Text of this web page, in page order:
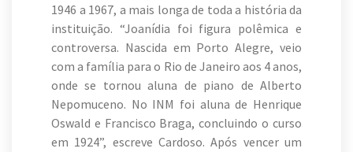
1946 a 1967, a mais longa de toda a história da
instituição. “Joanídia foi figura polêmica e
controversa. Nascida em Porto Alegre, veio
com a família para o Rio de Janeiro aos 4 anos,
onde se tornou aluna de piano de Alberto
Nepomuceno. No INM foi aluna de Henrique
Oswald e Francisco Braga, concluindo o curso
em 1924”, escreve Cardoso. Após vencer um